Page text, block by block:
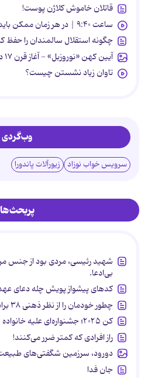
قاتلان خاموش کلاژن پوست!
ساعت ۹:۴۰ | در هر زمان ممکن باید انتقامشان را پس بدهند
چگونه استقلال سالمندان را حفظ
آیین کهن «نوروزبل» - آغاز قرن ۱۷ دیلمی
تاوان زیاد نشستن چیست؟
وب‌گردی
سرویس خواب نوزاد زیورآلات پاندورا
پربحث‌ها
شهید رئیسی، مردی بود از جنس
بی‌ادعا.
کدهای پیشواز پویش چله دعای
چطور خودمان را از نظر ذهنی ۳۸ برابر قوی‌تر کنیم؟
کن ۲۰۲۵؛ جشنواره‌ای علیه خانواده
راز افرادی که کمتر ضرر می‌کنند!
دورود، سرزمین شگفتی‌های
جان فدا